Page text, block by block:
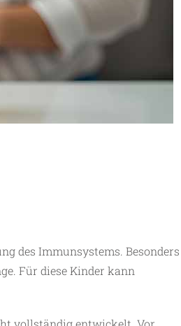
des Immunsystems. Besonders
Für diese Kinder kann